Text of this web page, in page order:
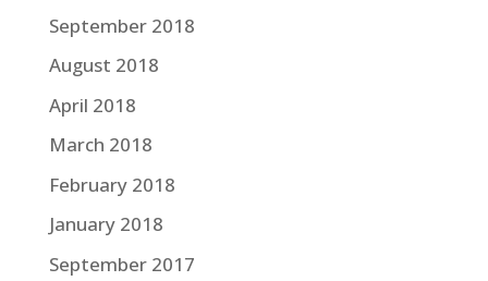
September 2018
August 2018
April 2018
March 2018
February 2018
January 2018
September 2017